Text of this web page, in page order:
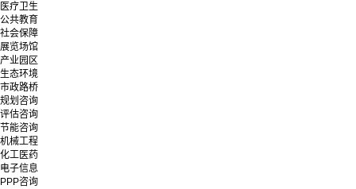
医疗卫生
公共教育
社会保障
展览场馆
产业园区
生态环境
市政路桥
规划咨询
评估咨询
节能咨询
机械工程
化工医药
电子信息
PPP咨询